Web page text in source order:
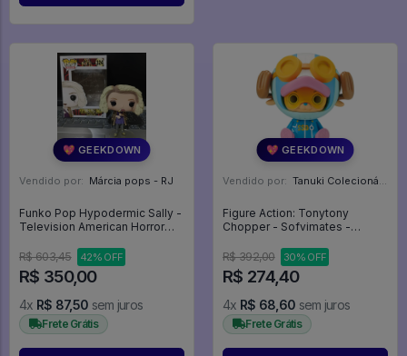
💖 GEEKDOWN
Vendido por: Márcia pops - RJ
Funko Pop Hypodermic Sally -
Television American Horror
R$ 603,45
42% OFF
R$ 350,00
4x R$ 87,50 sem juros
Frete Grátis
💖 GEEKDOWN
Vendido por: Tanuki Colecionáveis - SP
Figure Action: Tonytony
Chopper - Sofvimates -
R$ 392,00
30% OFF
R$ 274,40
4x R$ 68,60 sem juros
Frete Grátis